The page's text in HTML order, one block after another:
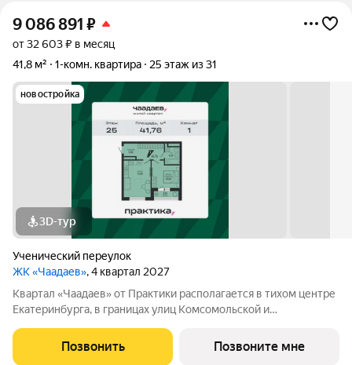
9 086 891 ₽
от 32 603 ₽ в месяц
41,8 м²
1-комн. квартира 25 этаж из 31
новостройка
3D-тур
Ученический переулок
ЖК «Чаадаев», 4 квартал 2027
Квартал «Чаадаев» от Практики располагается в тихом центре
Екатеринбурга, в границах улиц Комсомольской и
предлагая резидентам тишину в центре города.В шаговой
доступности ведущие вузы, театры,
Позвонить Позвоните мне